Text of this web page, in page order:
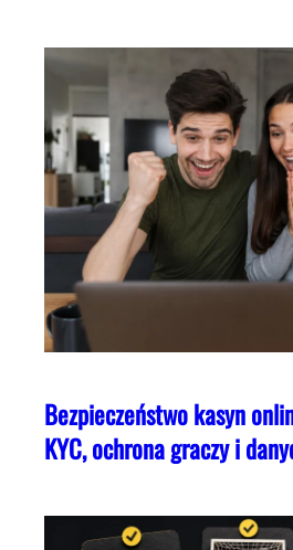
Bezpieczeństwo kasyn
KYC, ochrona graczy i